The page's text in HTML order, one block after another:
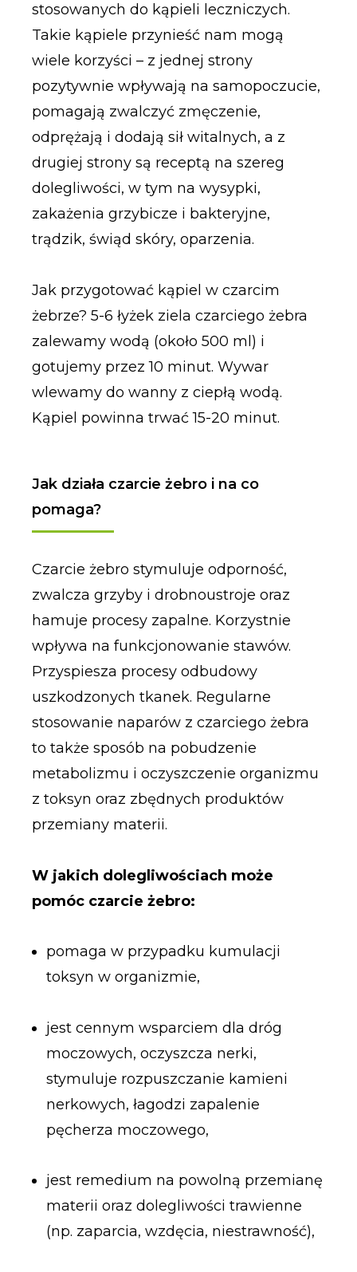
stosowanych do kąpieli leczniczych.
Takie kąpiele przynieść nam mogą
wiele korzyści – z jednej strony
pozytywnie wpływają na samopoczucie,
pomagają zwalczyć zmęczenie,
odprężają i dodają sił witalnych, a z
drugiej strony są receptą na szereg
dolegliwości, w tym na wysypki,
zakażenia grzybicze i bakteryjne,
trądzik, świąd skóry, oparzenia.
Jak przygotować kąpiel w czarcim
żebrze? 5-6 łyżek ziela czarciego żebra
zalewamy wodą (około 500 ml) i
gotujemy przez 10 minut. Wywar
wlewamy do wanny z ciepłą wodą.
Kąpiel powinna trwać 15-20 minut.
Jak działa czarcie żebro i na co
pomaga?
Czarcie żebro stymuluje odporność,
zwalcza grzyby i drobnoustroje oraz
hamuje procesy zapalne. Korzystnie
wpływa na funkcjonowanie stawów.
Przyspiesza procesy odbudowy
uszkodzonych tkanek. Regularne
stosowanie naparów z czarciego żebra
to także sposób na pobudzenie
metabolizmu i oczyszczenie organizmu
z toksyn oraz zbędnych produktów
przemiany materii.
W jakich dolegliwościach może
pomóc czarcie żebro:
pomaga w przypadku kumulacji
toksyn w organizmie,
jest cennym wsparciem dla dróg
moczowych, oczyszcza nerki,
stymuluje rozpuszczanie kamieni
nerkowych, łagodzi zapalenie
pęcherza moczowego,
jest remedium na powolną przemianę
materii oraz dolegliwości trawienne
(np. zaparcia, wzdęcia, niestrawność),